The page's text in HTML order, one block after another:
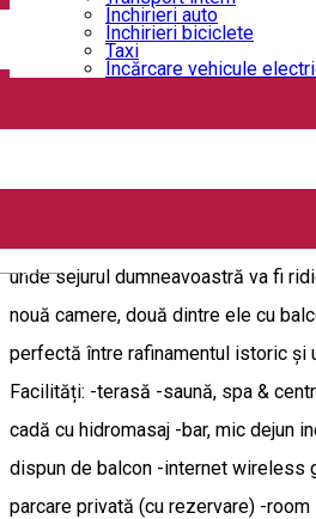
English
Închirieri auto
Închirieri biciclete
Taxi
Încărcare vehicule
Cazare - CraiovaVilă - Craiova
Deschis
unde sejurul dumneavoastră va fi
nouă camere, două dintre ele cu
perfectă între rafinamentul istoric și
Facilități: -terasă -saună, spa &
cadă cu hidromasaj -bar, mic dejun
dispun de balcon -internet wireless
parcare privată (cu rezervare) -